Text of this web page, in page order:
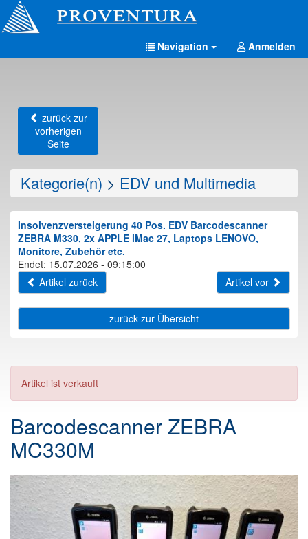
Navigation Anmelden
zurück zur
vorherigen
Seite
Kategorie(n) > EDV und Multimedia
Insolvenzversteigerung 40 Pos. EDV Barcodescanner
ZEBRA M330, 2x APPLE iMac 27, Laptops LENOVO,
Monitore, Zubehör etc.
Endet: 15.07.2026 - 09:15:00
Artikel zurück
Artikel vor
zurück zur Übersicht
Artikel ist verkauft
Barcodescanner ZEBRA
MC330M